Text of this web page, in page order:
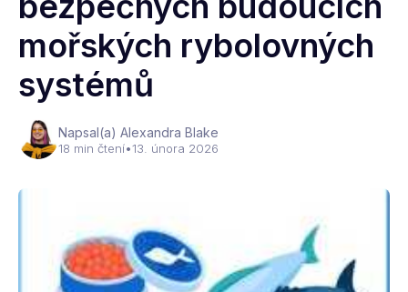
mořských rybolovných
systémů
Napsal(a) Alexandra Blake
18 min čtení•13. února 2026